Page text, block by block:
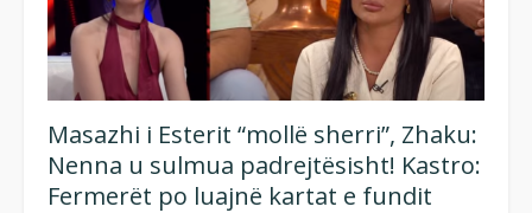
Masazhi i Esterit “mollë sherri”, Zhaku:
Nenna u sulmua padrejtësisht! Kastro:
Fermerët po luajnë kartat e fundit